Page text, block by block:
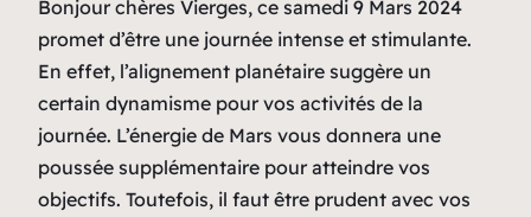
Bonjour chères Vierges, ce samedi 9 Mars 2024
promet d’être une journée intense et stimulante.
En effet, l’alignement planétaire suggère un
certain dynamisme pour vos activités de la
journée. L’énergie de Mars vous donnera une
poussée supplémentaire pour atteindre vos
objectifs. Toutefois, il faut être prudent avec vos